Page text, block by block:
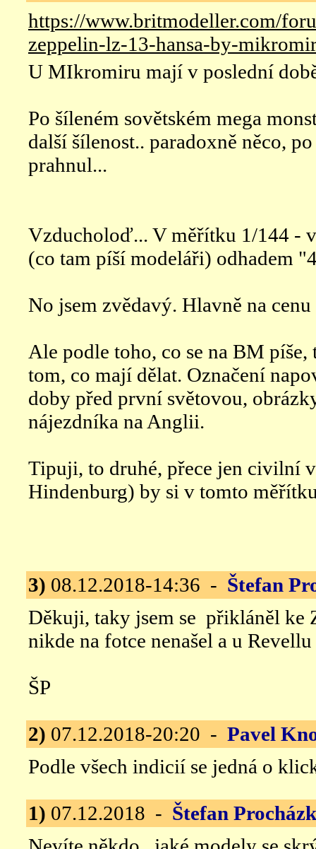
https://www.britmodeller.com/
zeppelin-lz-13-hansa-by-
U MIkromiru mají v poslední
Po šíleném sovětském mega
další šílenost.. paradoxně něco,
prahnul...
Vzducholoď... V měřítku 1/144 -
(co tam píší modeláři) odhadem
No jsem zvědavý. Hlavně na
Ale podle toho, co se na BM
tom, co mají dělat. Označení
doby před první světovou,
nájezdníka na Anglii.
Tipuji, to druhé, přece jen civilní
Hindenburg) by si v tomto
3) 08.12.2018-14:36 - Štefan
Děkuji, taky jsem se přikláněl ke
nikde na fotce nenašel a u
ŠP
2) 07.12.2018-20:20 - Pavel
Podle všech indicií se jedná o
1) 07.12.2018 - Štefan